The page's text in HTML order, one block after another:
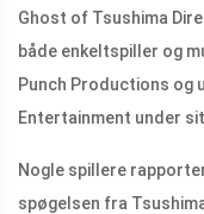
Ghost of Tsushima
både enkeltspiller og
Punch Productions og
Entertainment under
Nogle spillere
spøgelsen fra